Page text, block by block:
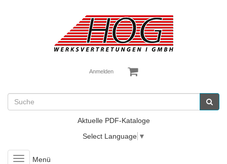
Anmelden
Aktuelle PDF-Kataloge
Select Language ▼
ToggleMenü